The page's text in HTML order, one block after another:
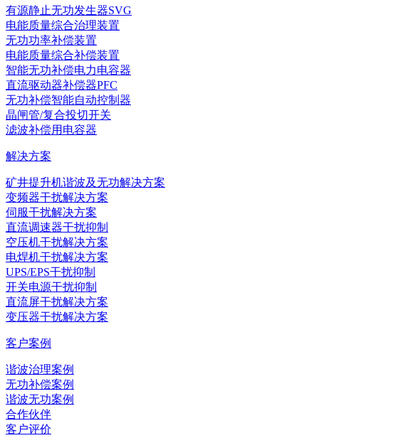
有源静止无功发生器SVG
电能质量综合治理装置
无功功率补偿装置
电能质量综合补偿装置
智能无功补偿电力电容器
直流驱动器补偿器PFC
无功补偿智能自动控制器
晶闸管/复合投切开关
滤波补偿用电容器
解决方案
矿井提升机谐波及无功解决方案
变频器干扰解决方案
伺服干扰解决方案
直流调速器干扰抑制
空压机干扰解决方案
电焊机干扰解决方案
UPS/EPS干扰抑制
开关电源干扰抑制
直流屏干扰解决方案
变压器干扰解决方案
客户案例
谐波治理案例
无功补偿案例
谐波无功案例
合作伙伴
客户评价